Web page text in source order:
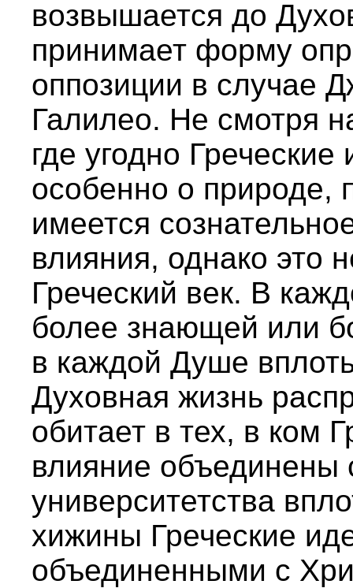
возвышается до
принимает форму
оппозиции в случае
Галилео. Не смотря
где угодно
особенно о природе,
имеется
влияния, однако это
Греческий век. В
более знающей или
в каждой Душе
Духовная жизнь
обитает в тех, в ком
влияние объединены
университетства
хижины Греческие
объединенными с